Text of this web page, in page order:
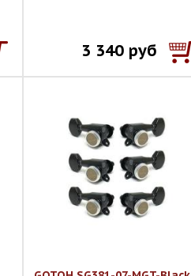
3 340 руб